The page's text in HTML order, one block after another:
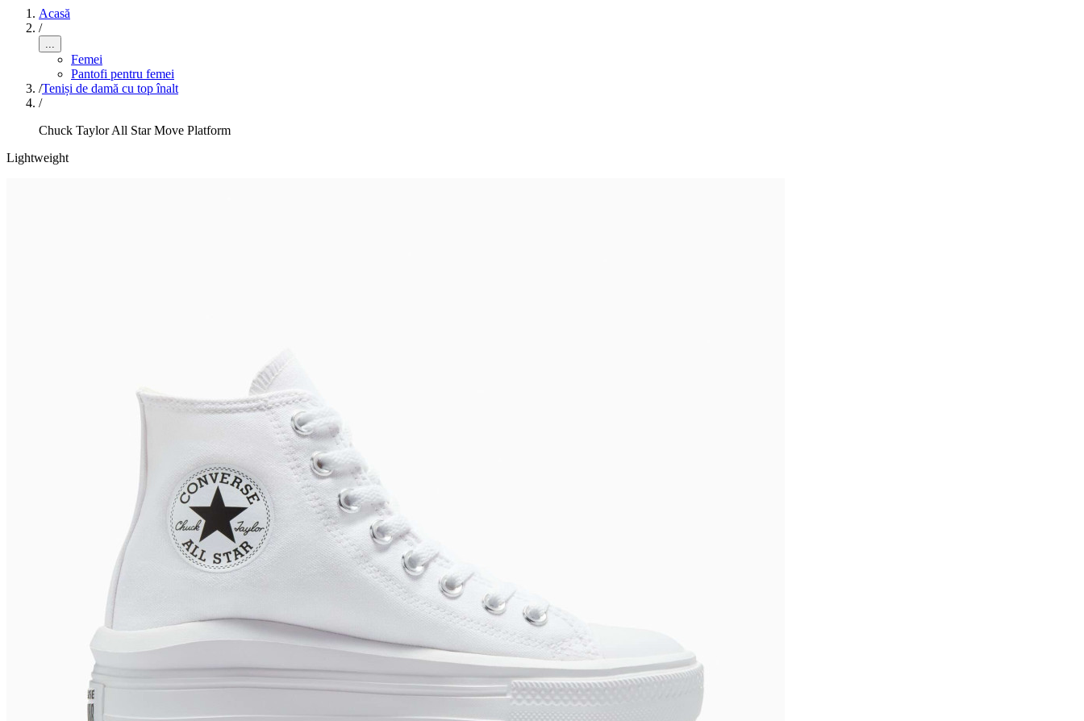
Acasă
/
...
Femei
Pantofi pentru femei
/Teniși de damă cu top înalt
/
Chuck Taylor All Star Move Platform
Lightweight